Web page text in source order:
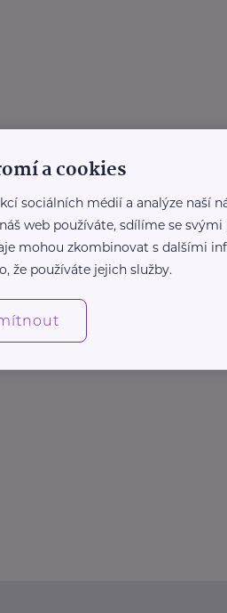
a cookies
sociálních médií a analýze naší
web používáte, sdílíme se
mohou zkombinovat s dalšími
že používáte jejich služby.